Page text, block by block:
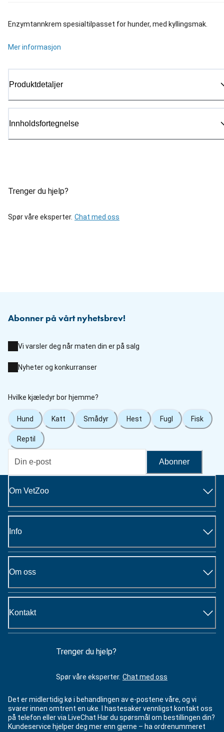
Enzymtannkrem spesialtilpasset for hunder, med kyllingsmak.
Mer informasjon
Produktdetaljer
Innholdsfortegnelse
Trenger du hjelp?
Spør våre eksperter. Chat med oss
Abonner på vårt nyhetsbrev!
Vi varsler deg når maten din er på salg
Nyheter og konkurranser
Hvilke kjæledyr bor hjemme?
Hund Katt Smådyr Hest Fugl Fisk
Reptil
Abonner
Om VetZoo
Info
Om oss
Kontakt
Trenger du hjelp?
Spør våre eksperter. Chat med oss
Det er midlertidig kø i behandlingen av e-postene våre, og vi
svarer innen omtrent en uke. I hastesaker vennligst kontakt oss
på telefon eller via LiveChat Har du spørsmål om bestillingen din?
Kundeservice hjelper deg mer enn gjerne – ha ordrenummeret